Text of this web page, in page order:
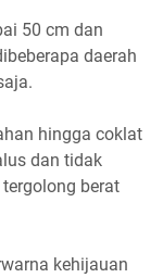
50 cm dan
daerah
hingga coklat
dan tidak
berat
kehijauan